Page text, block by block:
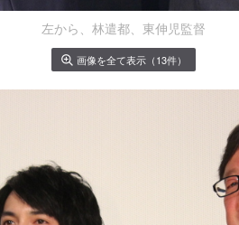
左から、林遣都、東伸児監督
画像を全て表示（13件）